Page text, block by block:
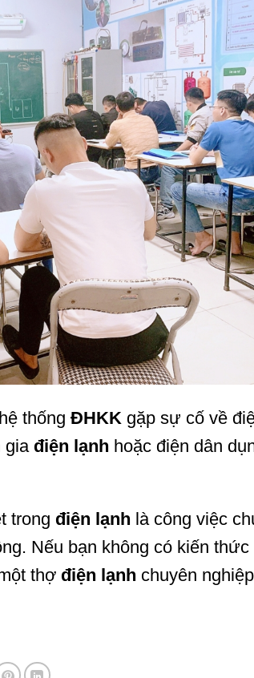
thống ĐHKKgặp sự cố về
gia điện lạnh hoặc điện dân
trong điện lạnh là công việc
Nếu bạn không có kiến thức
thợ điện lạnh chuyên